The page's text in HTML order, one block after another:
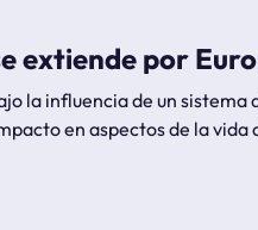
extiende por
la influencia de un
en aspectos de la